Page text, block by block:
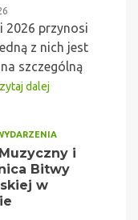
2026 przynosi
z nich jest
szczególną
dalej
i
Bitwy
w